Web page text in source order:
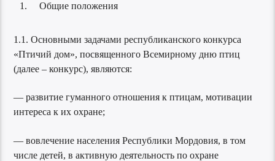
Общие положения
1.1. Основными задачами республиканского конкурса
«Птичий дом», посвященного Всемирному дню птиц
(далее – конкурс), являются:
— развитие гуманного отношения к птицам, мотивации
интереса к их охране;
— вовлечение населения Республики Мордовия, в том
числе детей, в активную деятельность по охране